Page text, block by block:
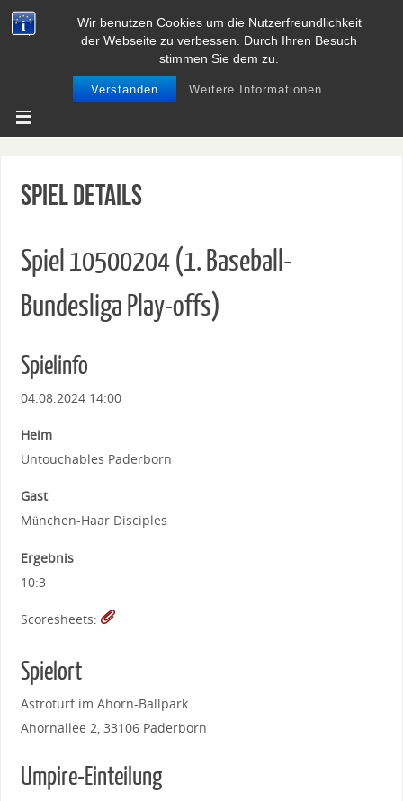
Wir benutzen Cookies um die Nutzerfreundlichkeit
der Webseite zu verbessen. Durch Ihren Besuch
stimmen Sie dem zu.
Verstanden Weitere Informationen
BASEBALL UND SOFTBALL IN
NIEDERSACHSEN
Spiel Details
Spiel 10500204 (1. Baseball-
Bundesliga Play-offs)
Spielinfo
04.08.2024 14:00
Heim
Untouchables Paderborn
Gast
München-Haar Disciples
Ergebnis
10:3
Scoresheets:
Spielort
Astroturf im Ahorn-Ballpark
Ahornallee 2, 33106 Paderborn
Umpire-Einteilung